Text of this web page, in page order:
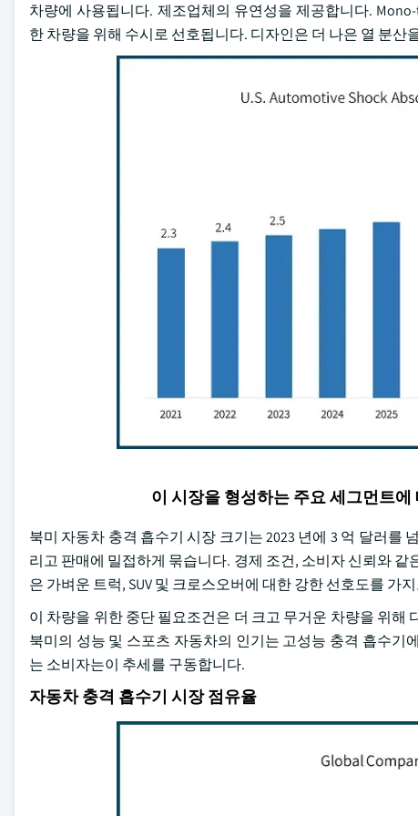
차량에 사용됩니다. 제조업체의 유연성을 제공합니다.
한 차량을 위해 수시로 선호됩니다. 디자인은 더 나은 열 분
이 시장을 형성하는 주요 세그먼트에
북미 자동차 충격 흡수기 시장 크기는 2023 년에 3 억 달러
리고 판매에 밀접하게 묶습니다. 경제 조건, 소비자 신뢰와
은 가벼운 트럭, SUV 및 크로스오버에 대한 강한 선호도를 가
이 차량을 위한 중단 필요조건은 더 크고 무거운 차량을 위
북미의 성능 및 스포츠 자동차의 인기는 고성능 충격 흡수
는 소비자는이 추세를 구동합니다.
자동차 충격 흡수기 시장 점유율